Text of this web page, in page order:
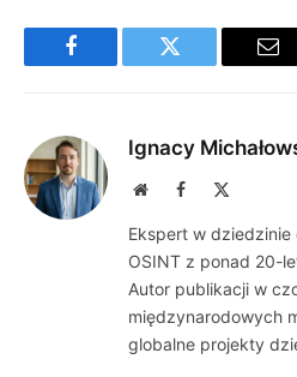
Facebook Twitter
Ignacy
WebsiteFacebook
Ekspert w dziedzinie
OSINT z ponad 20-
Autor publikacji w
międzynarodowych
globalne projekty